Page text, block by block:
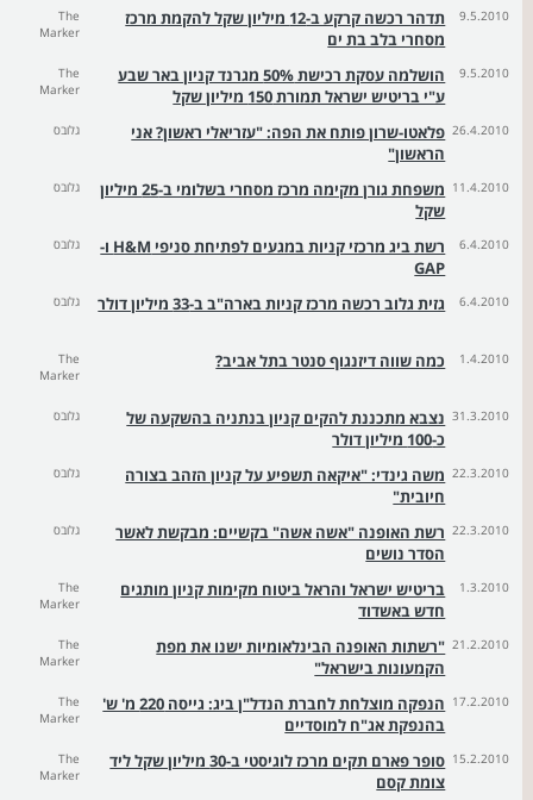
9.5.2010
תדהר רכשה קרקע ב-12 מיליון שקל להקמת מרכז
מסחרי בלב בת ים
The
Marker
9.5.2010
הושלמה עסקת רכישת 50% מגרנד קניון באר שבע
ע"י בריטיש ישראל תמורת 150 מיליון שקל
The
Marker
26.4.2010 פלאטו-שרון פותח את הפה: "עזריאלי ראשון? אני
הראשון"
גלובס
11.4.2010
משפחת גורן מקימה מרכז מסחרי בשלומי ב-25 מיליון
שקל
גלובס
6.4.2010
רשת ביג מרכזי קניות במגעים לפתיחת סניפי H&M ו-
GAP
גלובס
6.4.2010 גזית גלוב רכשה מרכז קניות בארה"ב ב-33 מיליון דולר גלובס
1.4.2010 כמה שווה דיזנגוף סנטר בתל אביב?
The
Marker
31.3.2010 נצבא מתכננת להקים קניון בנתניה בהשקעה של
כ-100 מיליון דולר
גלובס
22.3.2010 משה גינדי: "איקאה תשפיע על קניון הזהב בצורה
חיובית"
גלובס
22.3.2010 רשת האופנה "אשה אשה" בקשיים: מבקשת לאשר
הסדר נושים
גלובס
1.3.2010
בריטיש ישראל והראל ביטוח מקימות קניון מותגים
חדש באשדוד
The
Marker
21.2.2010 "רשתות האופנה הבינלאומיות ישנו את מפת
הקמעונות בישראל"
The
Marker
17.2.2010
הנפקה מוצלחת לחברת הנדל"ן ביג: גייסה 220 מ' ש'
בהנפקת אג"ח למוסדיים
The
Marker
15.2.2010
סופר פארם תקים מרכז לוגיסטי ב-30 מיליון שקל ליד
צומת קסם
The
Marker